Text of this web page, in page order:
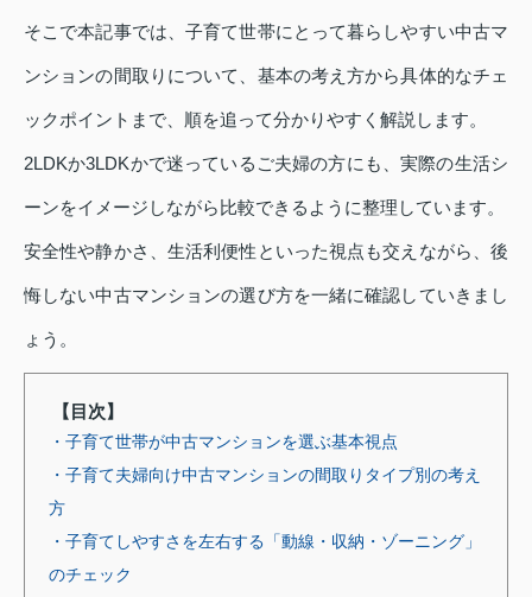
そこで本記事では、子育て世帯にとって暮らしやすい中古マ
ンションの間取りについて、基本の考え方から具体的なチェ
ックポイントまで、順を追って分かりやすく解説します。
2LDKか3LDKかで迷っているご夫婦の方にも、実際の生活シ
ーンをイメージしながら比較できるように整理しています。
安全性や静かさ、生活利便性といった視点も交えながら、後
悔しない中古マンションの選び方を一緒に確認していきまし
ょう。
【目次】
・子育て世帯が中古マンションを選ぶ基本視点
・子育て夫婦向け中古マンションの間取りタイプ別の考え
方
・子育てしやすさを左右する「動線・収納・ゾーニング」
のチェック